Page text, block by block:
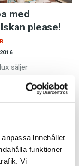
innehållet
funktioner
Vi
med
please!
säljer
hushållsapparater i
länder. Företaget
men
sker över hela
Därför…